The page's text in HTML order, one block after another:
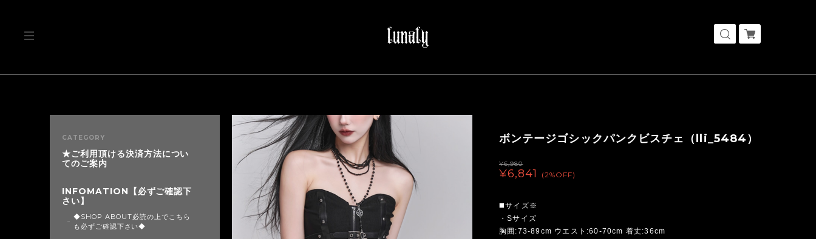
ボンテージゴシックパンクビスチェ（lli_5484）
¥6,980
¥6,841 (2%OFF)
◼️サイズ※
・Sサイズ
胸囲:73-89cm ウエスト:60-70cm 着丈:36cm
CATEGORY
★ご利用頂ける決済方法につい
てのご案内
INFOMATION【必ずご確認下
さい】
◆SHOP ABOUT必読の上でこちら
も必ずご確認下さい◆